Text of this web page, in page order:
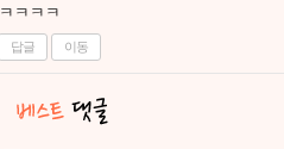
ㅋㅋㅋㅋ
답글 이동